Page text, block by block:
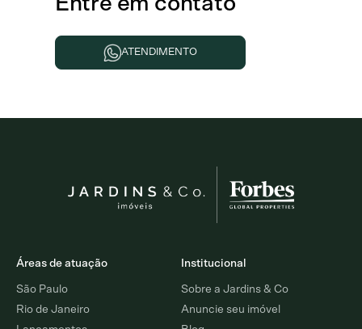
ATENDIMENTO
Áreas de atuação
São Paulo
Rio de Janeiro
Institucional
Sobre a Jardins & Co
Anuncie seu imóvel